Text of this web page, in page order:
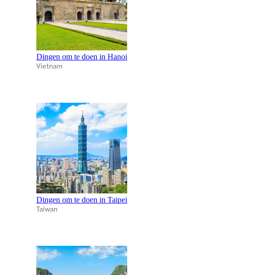
Dingen om te doen in Hanoi
Vietnam
Dingen om te doen in Taipei
Taiwan